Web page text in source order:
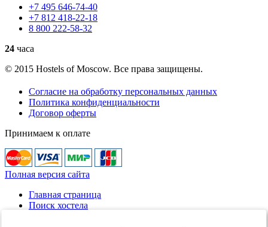
+7 495 646-74-40
+7 812 418-22-18
8 800 222-58-32
24 часа
© 2015 Hostels of Moscow. Все права защищены.
Согласие на обработку персональных данных
Политика конфиденциальности
Договор оферты
Принимаем к оплате
Полная версия сайта
Главная страница
Поиск хостела